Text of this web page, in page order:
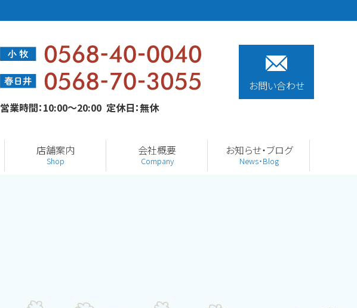
営業時間：10:00～20:00 定休日：無休
お問い合わせ
店舗案内
Shop
会社概要
Company
お知らせ・ブログ
News・Blog